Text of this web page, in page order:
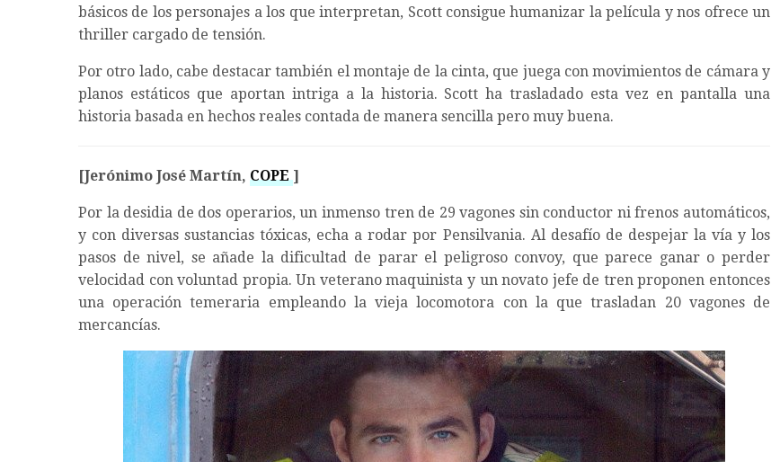
básicos de los personajes a los que interpretan, Scott consigue humanizar la película y nos ofrece un
thriller cargado de tensión.
Por otro lado, cabe destacar también el montaje de la cinta, que juega con movimientos de cámara y
planos estáticos que aportan intriga a la historia. Scott ha trasladado esta vez en pantalla una
historia basada en hechos reales contada de manera sencilla pero muy buena.
[Jerónimo José Martín, COPE]
Por la desidia de dos operarios, un inmenso tren de 29 vagones sin conductor ni frenos automáticos,
y con diversas sustancias tóxicas, echa a rodar por Pensilvania. Al desafío de despejar la vía y los
pasos de nivel, se añade la dificultad de parar el peligroso convoy, que parece ganar o perder
velocidad con voluntad propia. Un veterano maquinista y un novato jefe de tren proponen entonces
una operación temeraria empleando la vieja locomotora con la que trasladan 20 vagones de
mercancías.